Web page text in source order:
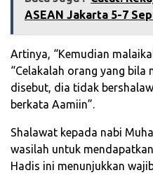
ASEAN Jakarta 5-7
Artinya, “Kemudian
“Celakalah orang yang bila
disebut, dia tidak
berkata Aamiin”.
Shalawat kepada nabi
wasilah untuk
Hadis ini menunjukkan